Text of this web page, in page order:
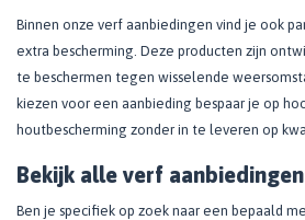
Binnen onze verf aanbiedingen vind je ook
extra bescherming. Deze producten zijn
te beschermen tegen wisselende
kiezen voor een aanbieding bespaar je op
houtbescherming zonder in te leveren op
Bekijk alle verf
Ben je specifiek op zoek naar een bepaald